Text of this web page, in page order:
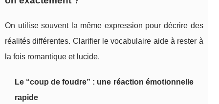
On utilise souvent la même expression pour décrire des
réalités différentes. Clarifier le vocabulaire aide à rester à
la fois romantique et lucide.
Le “coup de foudre” : une réaction émotionnelle
rapide